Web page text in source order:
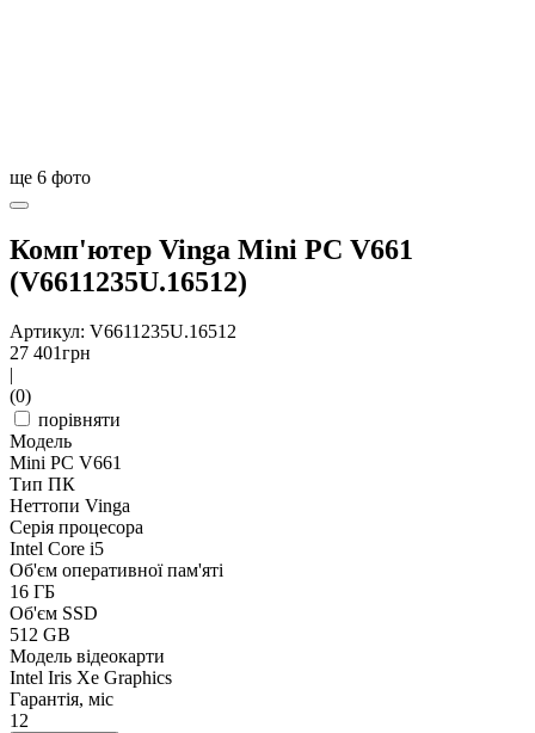
ще 6 фото
Комп'ютер Vinga Mini PC V661
(V6611235U.16512)
Артикул: V6611235U.16512
27 401грн
(0)
порівняти
Модель
Mini PC V661
Тип ПК
Неттопи Vinga
Серія процесора
Intel Core i5
Об'єм оперативної пам'яті
16 ГБ
Об'єм SSD
512 GB
Модель відеокарти
Intel Iris Xe Graphics
Гарантія, міс
12